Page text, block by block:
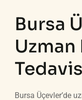
Bursa
Uzman
Bursa Üçevler’de